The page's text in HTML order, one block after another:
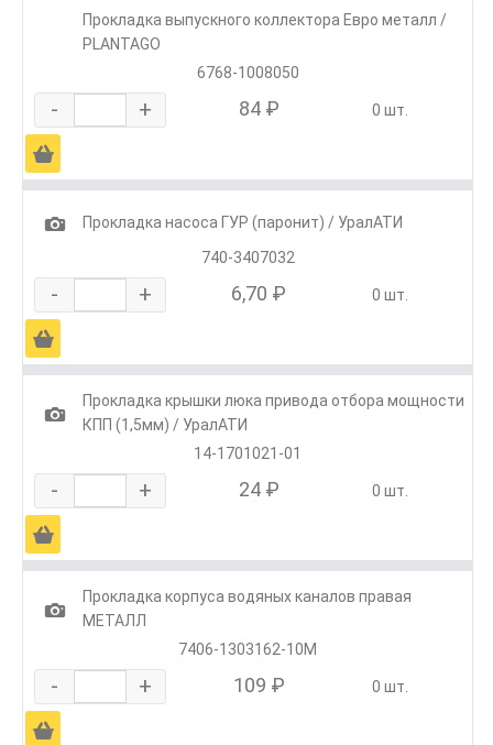
Прокладка выпускного коллектора Евро металл /
PLANTAGO
6768-1008050
- + 84 ₽ 0 шт.
Ä
1
Прокладка насоса ГУР (паронит) / УралАТИ
740-3407032
- + 6,70 ₽ 0 шт.
Ä
1
Прокладка крышки люка привода отбора мощности
КПП (1,5мм) / УралАТИ
14-1701021-01
- + 24 ₽ 0 шт.
Ä
1
Прокладка корпуса водяных каналов правая
МЕТАЛЛ
7406-1303162-10М
- + 109 ₽ 0 шт.
Ä